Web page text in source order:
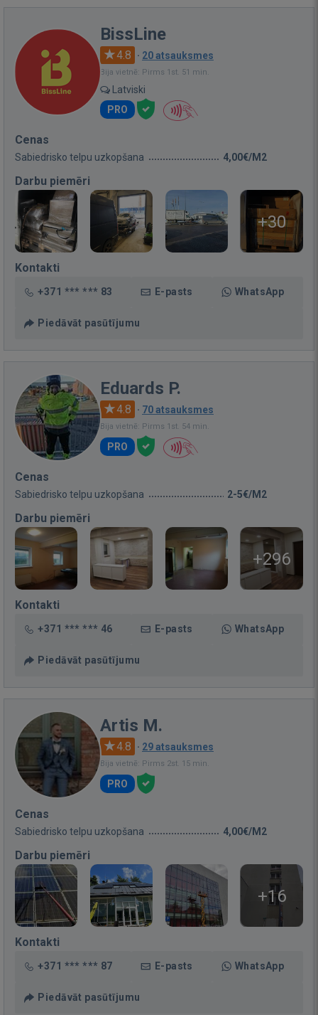
BissLine
4.8 · 20 atsauksmes
Bija vietnē: Pirms 1st. 51 min.
Latviski
PRO
Cenas
Sabiedrisko telpu uzkopšana 4,00€/M2
Darbu piemēri
+30
Kontakti
+371 *** *** 83 E-pasts WhatsApp
Piedāvāt pasūtījumu
Eduards P.
4.8 · 70 atsauksmes
Bija vietnē: Pirms 1st. 54 min.
PRO
Cenas
Sabiedrisko telpu uzkopšana 2-5€/M2
Darbu piemēri
+296
Kontakti
+371 *** *** 46 E-pasts WhatsApp
Piedāvāt pasūtījumu
Artis M.
4.8 · 29 atsauksmes
Bija vietnē: Pirms 2st. 15 min.
PRO
Cenas
Sabiedrisko telpu uzkopšana 4,00€/M2
Darbu piemēri
+16
Kontakti
+371 *** *** 87 E-pasts WhatsApp
Piedāvāt pasūtījumu